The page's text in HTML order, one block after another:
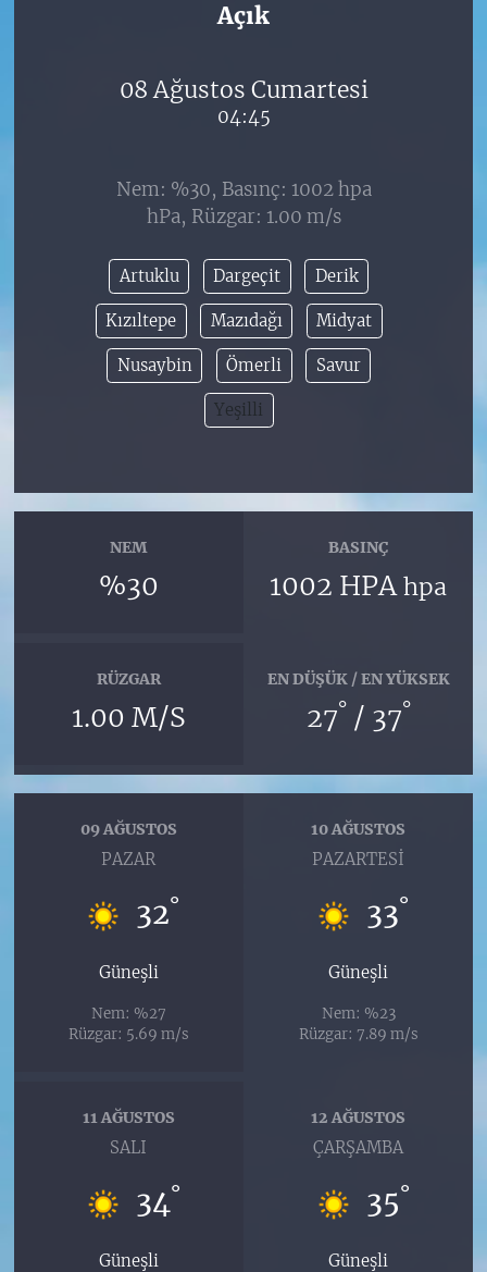
Açık
08 Ağustos Cumartesi
04:45
Nem: %30, Basınç: 1002 hpa
hPa, Rüzgar: 1.00 m/s
Artuklu Dargeçit Derik
Kızıltepe Mazıdağı Midyat
Nusaybin Ömerli Savur
Yeşilli
NEM
%30
BASINÇ
1002 HPAhpa
RÜZGAR
1.00 M/S
EN DÜŞÜK / EN YÜKSEK
27° / 37°
09 AĞUSTOS
PAZAR
32°
Güneşli
Nem: %27
Rüzgar: 5.69 m/s
10 AĞUSTOS
PAZARTESI
33°
Güneşli
Nem: %23
Rüzgar: 7.89 m/s
11 AĞUSTOS
SALI
34°
Güneşli
12 AĞUSTOS
ÇARŞAMBA
35°
Güneşli